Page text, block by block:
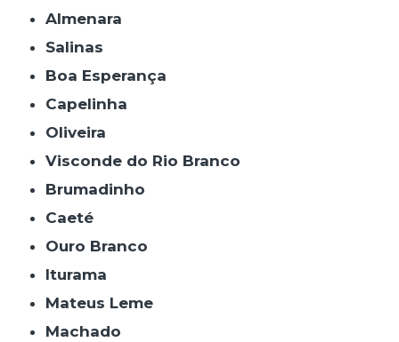
Almenara
Salinas
Boa Esperança
Capelinha
Oliveira
Visconde do Rio Branco
Brumadinho
Caeté
Ouro Branco
Iturama
Mateus Leme
Machado